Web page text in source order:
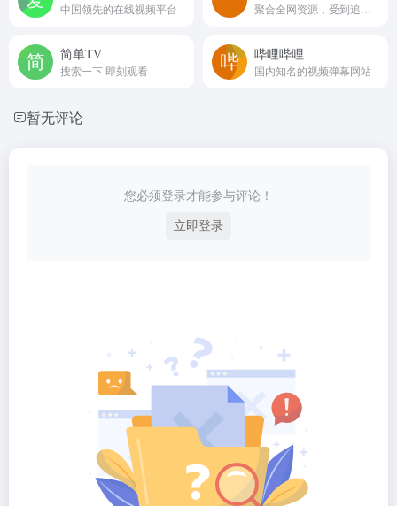
中国领先的在线视频平台
简单TV
搜索一下 即刻观看
哔哩哔哩
国内知名的视频弹幕网站
暂无评论
您必须登录才能参与评论！
立即登录